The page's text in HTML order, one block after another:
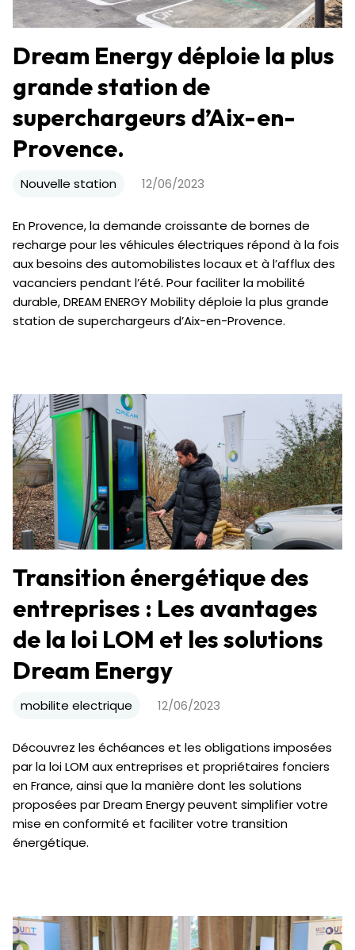
Dream Energy déploie la plus
grande station de
superchargeurs d’Aix-en-
Provence.
Nouvelle station 12/06/2023
En Provence, la demande croissante de bornes de
recharge pour les véhicules électriques répond à la fois
aux besoins des automobilistes locaux et à l’afflux des
vacanciers pendant l’été. Pour faciliter la mobilité
durable, DREAM ENERGY Mobility déploie la plus grande
station de superchargeurs d’Aix-en-Provence.
Transition énergétique des
entreprises : Les avantages
de la loi LOM et les solutions
Dream Energy
mobilite electrique 12/06/2023
Découvrez les échéances et les obligations imposées
par la loi LOM aux entreprises et propriétaires fonciers
en France, ainsi que la manière dont les solutions
proposées par Dream Energy peuvent simplifier votre
mise en conformité et faciliter votre transition
énergétique.